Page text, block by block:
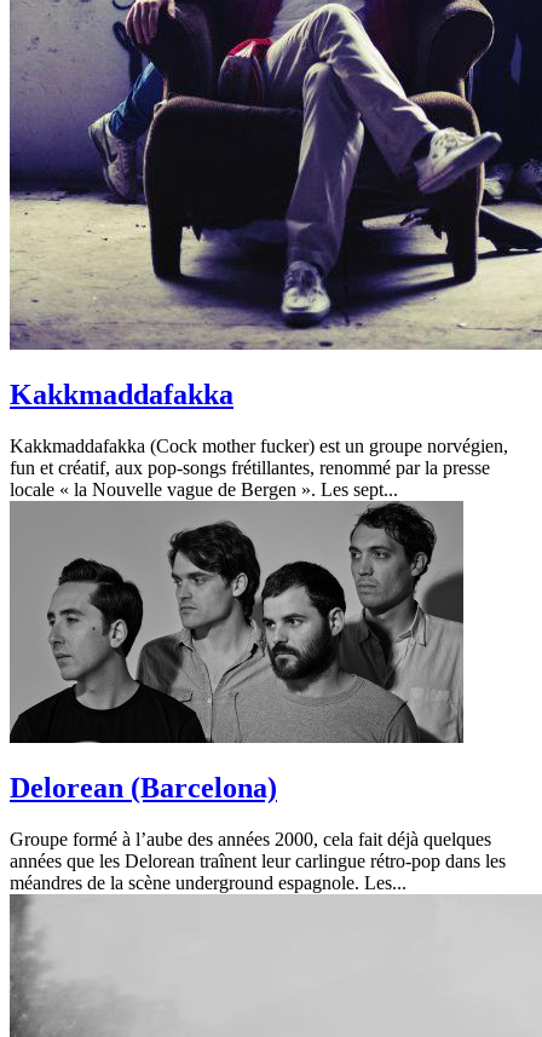
Kakkmaddafakka
Kakkmaddafakka (Cock mother fucker) est un groupe norvégien,
fun et créatif, aux pop-songs frétillantes, renommé par la presse
locale « la Nouvelle vague de Bergen ». Les sept...
Delorean (Barcelona)
Groupe formé à l’aube des années 2000, cela fait déjà quelques
années que les Delorean traînent leur carlingue rétro-pop dans les
méandres de la scène underground espagnole. Les...